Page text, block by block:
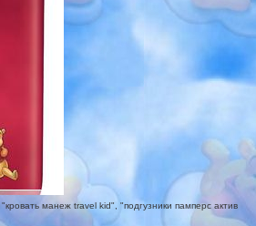
манеж travel kid", "подгузники памперс актив